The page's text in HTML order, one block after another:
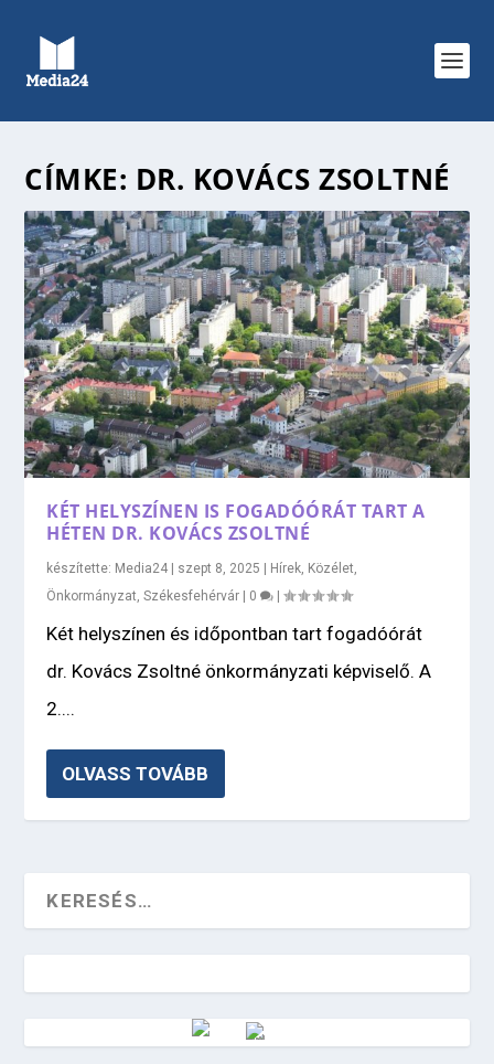
CÍMKE: DR. KOVÁCS ZSOLTNÉ
KÉT HELYSZÍNEN IS FOGADÓÓRÁT TART A
HÉTEN DR. KOVÁCS ZSOLTNÉ
készítette: Media24 | szept 8, 2025 | Hírek Közélet
Önkormányzat ,Székesfehérvár | 0 |
Két helyszínen és időpontban tart fogadóórát
dr. Kovács Zsoltné önkormányzati képviselő. A
2....
OLVASS TOVÁBB
Vörösmarty Rádió